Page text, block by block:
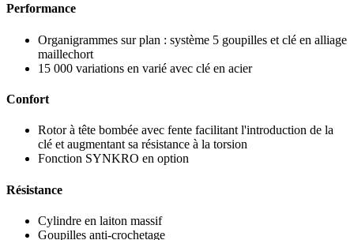
Performance
Organigrammes sur plan : système 5 goupilles et clé en alliage
maillechort
15 000 variations en varié avec clé en acier
Confort
Rotor à tête bombée avec fente facilitant l'introduction de la
clé et augmentant sa résistance à la torsion
Fonction SYNKRO en option
Résistance
Cylindre en laiton massif
Goupilles anti-crochetage